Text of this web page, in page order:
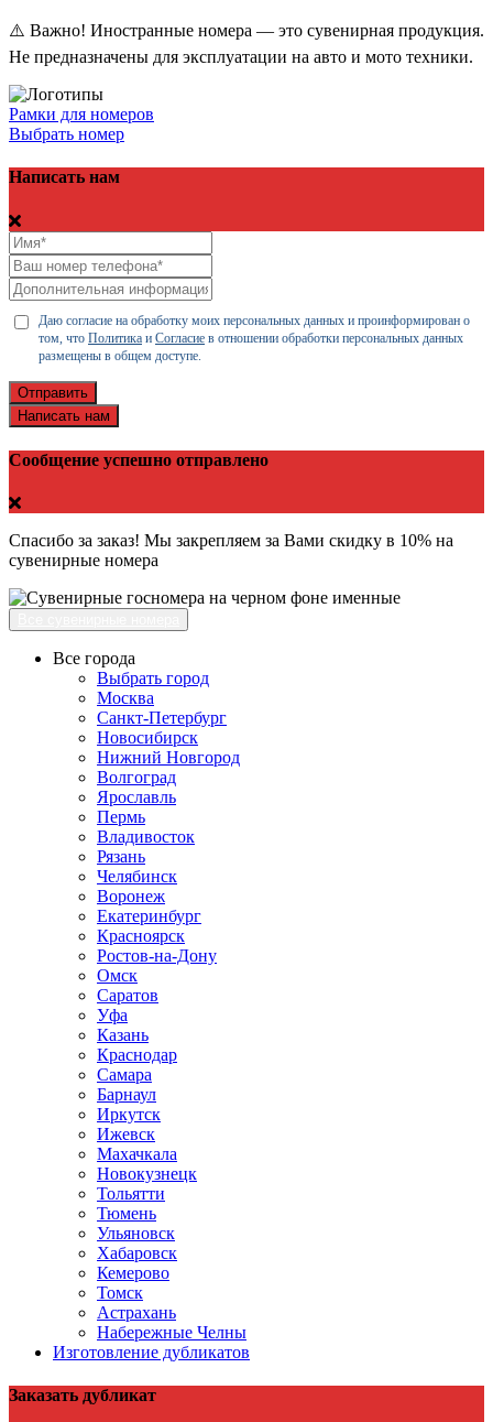
⚠️ Важно! Иностранные номера — это сувенирная продукция.
Не предназначены для эксплуатации на авто и мото техники.
Рамки для номеров
Выбрать номер
Написать нам
Даю согласие на обработку моих персональных данных и проинформирован о
том, что Политика и Согласие в отношении обработки персональных данных
размещены в общем доступе.
Отправить
Написать нам
Сообщение успешно отправлено
Спасибо за заказ! Мы закрепляем за Вами скидку в 10% на
сувенирные номера
Все города
Выбрать город
Москва
Санкт-Петербург
Новосибирск
Нижний Новгород
Волгоград
Ярославль
Пермь
Владивосток
Рязань
Челябинск
Воронеж
Екатеринбург
Красноярск
Ростов-на-Дону
Омск
Саратов
Уфа
Казань
Краснодар
Самара
Барнаул
Иркутск
Ижевск
Махачкала
Новокузнецк
Тольятти
Тюмень
Ульяновск
Хабаровск
Кемерово
Томск
Астрахань
Набережные Челны
Изготовление дубликатов
Заказать дубликат